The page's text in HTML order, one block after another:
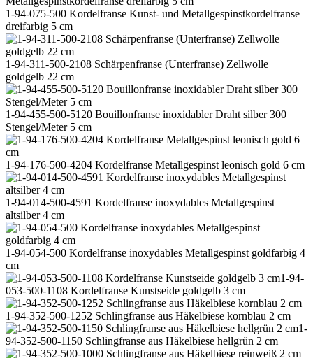
1-94-075-500 Kordelfranse Kunst- und Metallgespinstkordelfranse
dreifarbig 5 cm
1-94-311-500-2108 Schärpenfranse (Unterfranse) Zellwolle
goldgelb 22 cm
1-94-455-500-5120 Bouillonfranse inoxidabler Draht silber 300
Stengel/Meter 5 cm
1-94-176-500-4204 Kordelfranse Metallgespinst leonisch gold 6 cm
1-94-014-500-4591 Kordelfranse inoxydables Metallgespinst
altsilber 4 cm
1-94-054-500 Kordelfranse inoxydables Metallgespinst goldfarbig 4
cm
1-94-
053-500-1108 Kordelfranse Kunstseide goldgelb 3 cm
1-94-352-500-1252 Schlingfranse aus Häkelbiese kornblau 2 cm
1-
94-352-500-1150 Schlingfranse aus Häkelbiese hellgrün 2 cm